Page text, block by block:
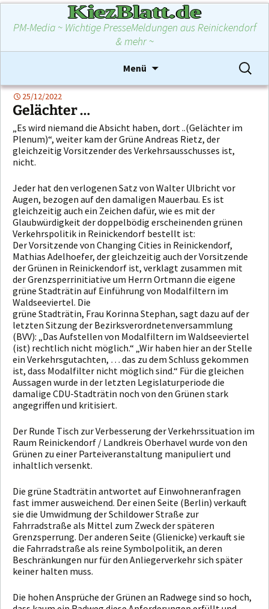
KiezBlatt.de
PM-Media ~ Wichtige PresseMeldungen aus Reinickendorf
& mehr ~
Menü
springen
Suchen
nach:
25/12/2022
Gelächter …
„Es wird niemand die Absicht haben, dort ..(Gelächter im
Plenum)“, weiter kam der Grüne Andreas Rietz, der
gleichzeitig Vorsitzender des Verkehrsausschusses ist,
nicht.
Jeder hat den verlogenen Satz von Walter Ulbricht vor
Augen, bezogen auf den damaligen Mauerbau. Es ist
gleichzeitig auch ein Zeichen dafür, wie es mit der
Glaubwürdigkeit der doppelbödig erscheinenden grünen
Verkehrspolitik in Reinickendorf bestellt ist:
Der Vorsitzende von Changing Cities in Reinickendorf,
Mathias Adelhoefer, der gleichzeitig auch der Vorsitzende
der Grünen in Reinickendorf ist, verklagt zusammen mit
der Grenzsperrinitiative um Herrn Ortmann die eigene
grüne Stadträtin auf Einführung von Modalfiltern im
Waldseeviertel. Die
grüne Stadträtin, Frau Korinna Stephan, sagt dazu auf der
letzten Sitzung der Bezirksverordnetenversammlung
(BVV): „Das Aufstellen von Modalfiltern im Waldseeviertel
(ist) rechtlich nicht möglich.“ „Wir haben hier an der Stelle
ein Verkehrsgutachten, … das zu dem Schluss gekommen
ist, dass Modalfilter nicht möglich sind.“ Für die gleichen
Aussagen wurde in der letzten Legislaturperiode die
damalige CDU-Stadträtin noch von den Grünen stark
angegriffen und kritisiert.
Der Runde Tisch zur Verbesserung der Verkehrssituation im
Raum Reinickendorf / Landkreis Oberhavel wurde von den
Grünen zu einer Parteiveranstaltung manipuliert und
inhaltlich versenkt.
Die grüne Stadträtin antwortet auf Einwohneranfragen
fast immer ausweichend. Der einen Seite (Berlin) verkauft
sie die Umwidmung der Schildower Straße zur
Fahrradstraße als Mittel zum Zweck der späteren
Grenzsperrung. Der anderen Seite (Glienicke) verkauft sie
die Fahrradstraße als reine Symbolpolitik, an deren
Beschränkungen nur für den Anliegerverkehr sich später
keiner halten muss.
Die hohen Ansprüche der Grünen an Radwege sind so hoch,